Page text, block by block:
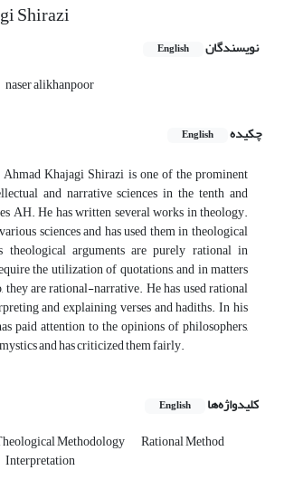
Shirazi
نویسندگان English
naser alikhanpoor
چکیده
English
Khajagi Shirazi is one of the prominent
and narrative sciences in the tenth and
AH. He has written several works in theology.
sciences and has used them in theological
theological arguments are purely rational in
the utilization of quotations, and in matters
they are rational-narrative. He has used rational
and explaining verses and hadiths. In his
paid attention to the opinions of philosophers,
and has criticized them fairly.
کلیدواژه‌ها English
Methodology Rational Method
Interpretation